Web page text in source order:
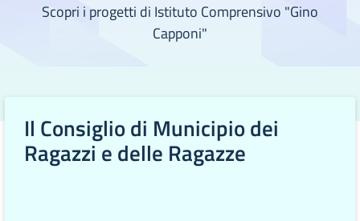
Scopri i progetti di Istituto Comprensivo "Gino
Capponi"
Il Consiglio di Municipio dei
Ragazzi e delle Ragazze